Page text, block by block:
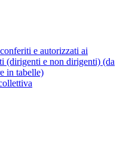
e autorizzati ai
(dirigenti e non dirigenti) (da
in tabelle)